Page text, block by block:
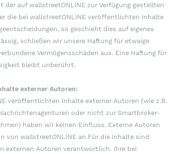
der auf wallstreetONLINE zur Verfügung gestellten
die bei wallstreetONLINE veröffentlichten Inhalte
so geschieht dies auf eigenes
schließen wir unsere Haftung für etwaige
Vermögensschäden aus. Eine Haftung für
bleibt unberührt.
externer Autoren:
veröffentlichten Inhalte externer Autoren (wie z.B.
oder nicht zur Smartbroker-
haben wir keinen Einfluss. Externe Autoren
von wallstreetONLINE an.Für die Inhalte sind
externen Autoren verantwortlich. Ihre bei